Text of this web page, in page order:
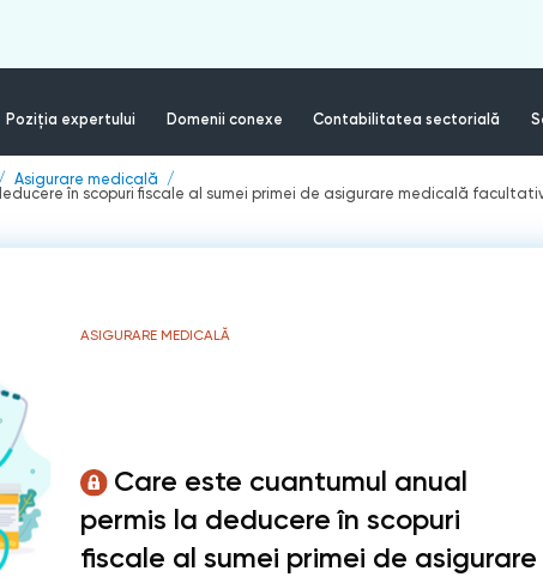
Poziția expertului Domenii conexe Contabilitatea sectorială
Asigurare medicală
în scopuri fiscale al sumei primei de asigurare medicală
ASIGURARE MEDICALĂ
Care este cuantumul anual
permis la deducere în scopuri
fiscale al sumei primei de asigurare